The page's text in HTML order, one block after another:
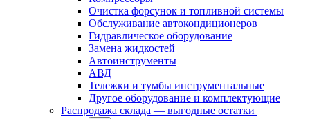
Очистка форсунок и топливной системы
Обслуживание автокондиционеров
Гидравлическое оборудование
Замена жидкостей
Автоинструменты
АВД
Тележки и тумбы инструментальные
Другое оборудование и комплектующие
Распродажа склада — выгодные остатки